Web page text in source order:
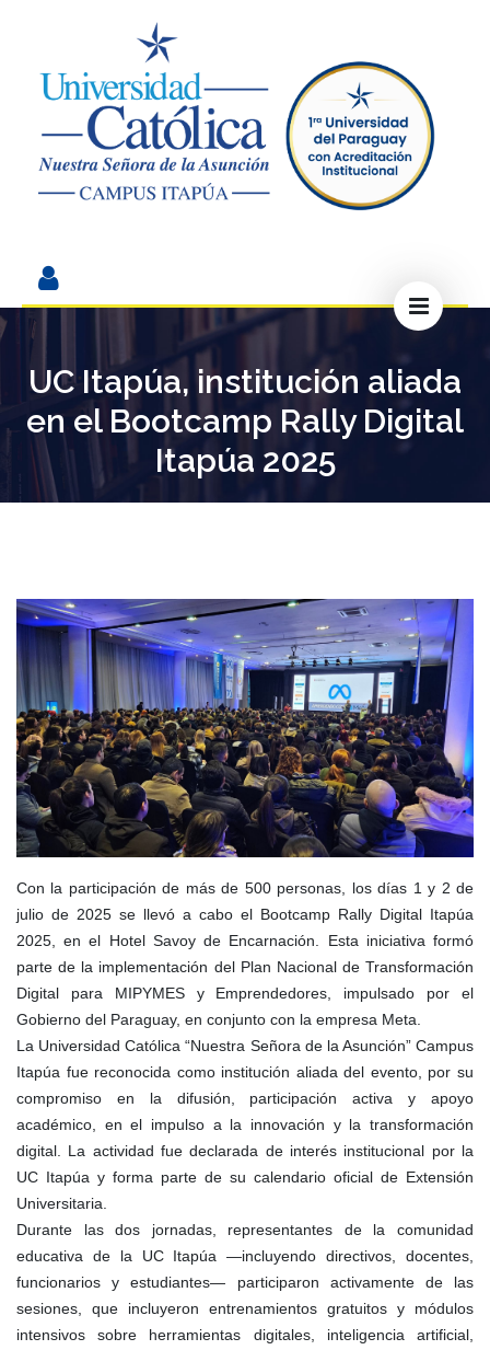
UC Itapúa, institución aliada
en el Bootcamp Rally Digital
Itapúa 2025
Con la participación de más de 500 personas, los días 1 y 2 de
julio de 2025 se llevó a cabo el Bootcamp Rally Digital Itapúa
2025, en el Hotel Savoy de Encarnación. Esta iniciativa formó
parte de la implementación del Plan Nacional de Transformación
Digital para MIPYMES y Emprendedores, impulsado por el
Gobierno del Paraguay, en conjunto con la empresa Meta.
La Universidad Católica “Nuestra Señora de la Asunción” Campus
Itapúa fue reconocida como institución aliada del evento, por su
compromiso en la difusión, participación activa y apoyo
académico, en el impulso a la innovación y la transformación
digital. La actividad fue declarada de interés institucional por la
UC Itapúa y forma parte de su calendario oficial de Extensión
Universitaria.
Durante las dos jornadas, representantes de la comunidad
educativa de la UC Itapúa —incluyendo directivos, docentes,
funcionarios y estudiantes— participaron activamente de las
sesiones, que incluyeron entrenamientos gratuitos y módulos
intensivos sobre herramientas digitales, inteligencia artificial,